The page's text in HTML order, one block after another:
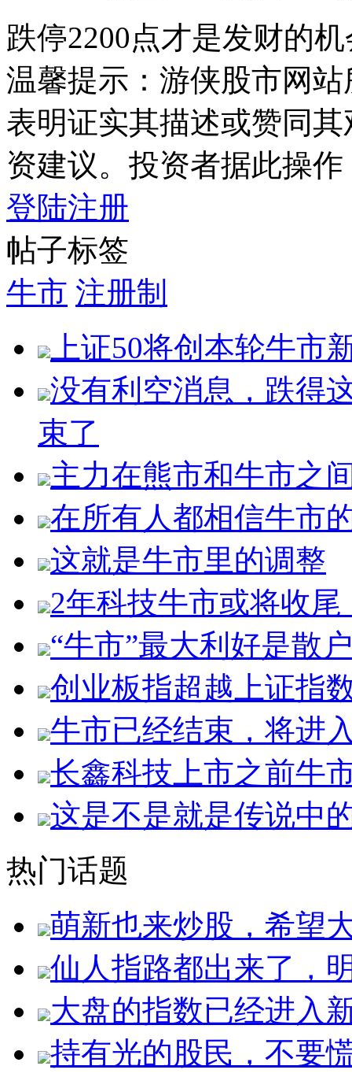
跌停2200点才是发财的
温馨提示：游侠股市网
表明证实其描述或赞同
资建议。投资者据此操
登陆注册
帖子标签
牛市 注册制
上证50将创本轮牛市
没有利空消息，跌得
束了
主力在熊市和牛市之
在所有人都相信牛市
这就是牛市里的调整
2年科技牛市或将收
“牛市”最大利好是散
创业板指超越上证指
牛市已经结束，将进
长鑫科技上市之前牛
这是不是就是传说中
热门话题
萌新也来炒股，希望
仙人指路都出来了，
大盘的指数已经进入
持有光的股民，不要